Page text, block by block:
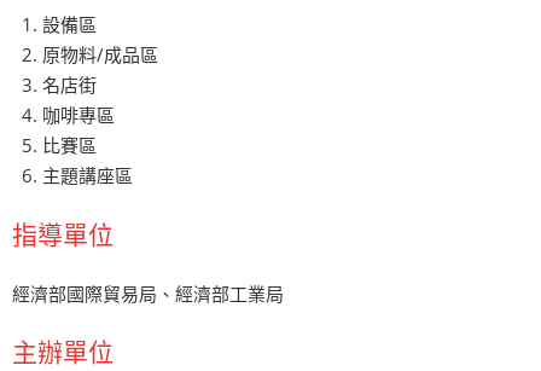
設備區
原物料/成品區
名店街
咖啡專區
比賽區
主題講座區
指導單位
經濟部國際貿易局、經濟部工業局
主辦單位